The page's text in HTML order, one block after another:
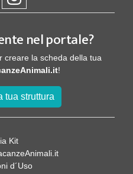
nel portale?
creare la scheda della tua
!
tua struttura
Kit
d´Uso